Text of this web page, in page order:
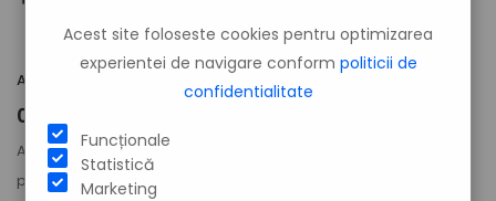
Ai nevoie de suport? Suntem la dispoziția ta!
0754 790 790
Activează-țicontul de utilizator
pentru reduceri instant.
Acest site foloseste cookies pentru optimizarea
experientei de navigare conform politicii de
confidentialitate
Funcționale
Statistică
Marketing